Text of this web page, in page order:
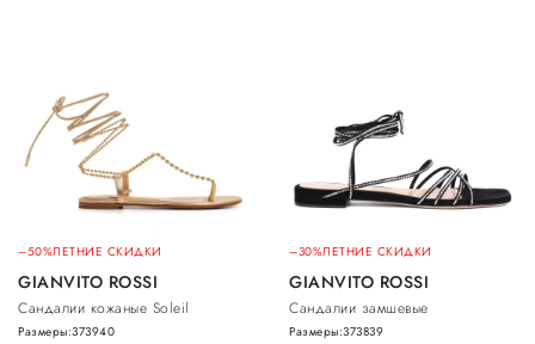
–50%ЛЕТНИЕ СКИДКИ
GIANVITO ROSSI
Сандалии кожаные Soleil
Размеры:373940
–30%ЛЕТНИЕ СКИДКИ
GIANVITO ROSSI
Сандалии замшевые
Размеры:373839